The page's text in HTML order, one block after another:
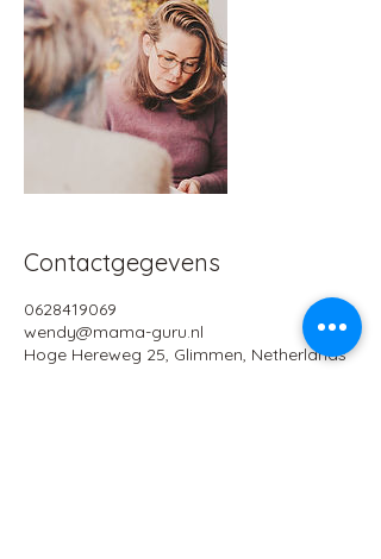
Contactgegevens
0628419069
wendy@mama-guru.nl
Hoge Hereweg 25, Glimmen, Netherlands